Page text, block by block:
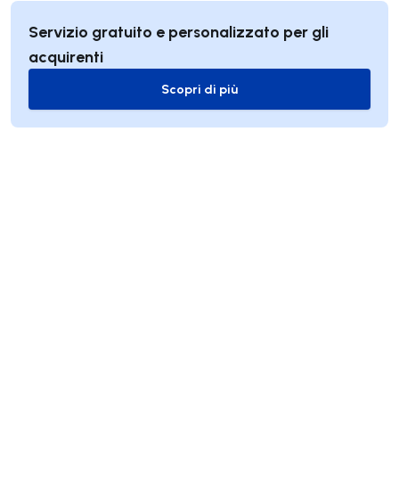
Servizio gratuito e personalizzato per gli
acquirenti
Scopri di più
Scopri di più